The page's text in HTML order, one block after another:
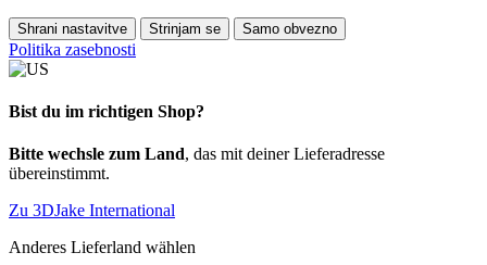
Shrani nastavitve Strinjam se Samo obvezno
Politika zasebnosti
Bist du im richtigen Shop?
Bitte wechsle zum Land, das mit deiner Lieferadresse
übereinstimmt.
Zu 3DJake International
Anderes Lieferland wählen